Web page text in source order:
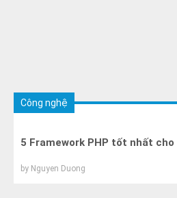
Công nghệ
5 Framework PHP tốt nhất
by Nguyen Duong